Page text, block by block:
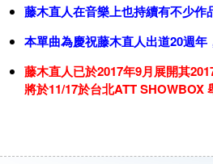
藤木直人在音樂上也持續有不少
本單曲為慶祝藤木直人出道20週
藤木直人已於2017年9月展開其
將於11/17於台北ATT SHOWBOX